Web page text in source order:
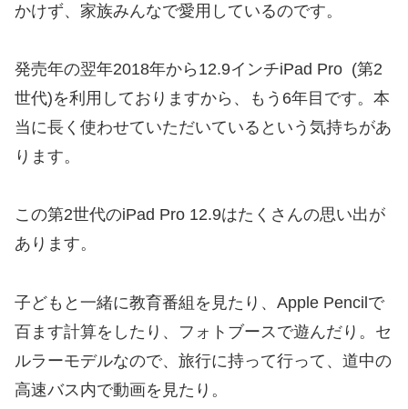
かけず、家族みんなで愛用しているのです。
発売年の翌年2018年から12.9インチiPad Pro (第2
世代)を利用しておりますから、もう6年目です。本
当に長く使わせていただいているという気持ちがあ
ります。
この第2世代のiPad Pro 12.9はたくさんの思い出が
あります。
子どもと一緒に教育番組を見たり、Apple Pencilで
百ます計算をしたり、フォトブースで遊んだり。セ
ルラーモデルなので、旅行に持って行って、道中の
高速バス内で動画を見たり。